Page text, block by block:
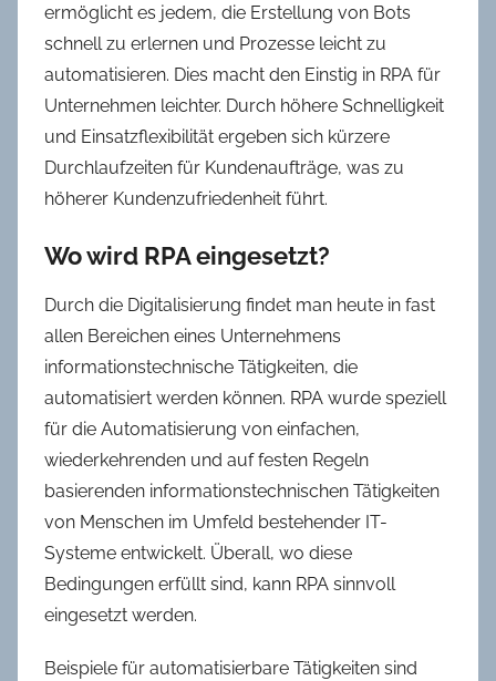
ermöglicht es jedem, die Erstellung von Bots
schnell zu erlernen und Prozesse leicht zu
automatisieren. Dies macht den Einstig in RPA für
Unternehmen leichter. Durch höhere Schnelligkeit
und Einsatzflexibilität ergeben sich kürzere
Durchlaufzeiten für Kundenaufträge, was zu
höherer Kundenzufriedenheit führt.
Wo wird RPA eingesetzt?
Durch die Digitalisierung findet man heute in fast
allen Bereichen eines Unternehmens
informationstechnische Tätigkeiten, die
automatisiert werden können. RPA wurde speziell
für die Automatisierung von einfachen,
wiederkehrenden und auf festen Regeln
basierenden informationstechnischen Tätigkeiten
von Menschen im Umfeld bestehender IT-
Systeme entwickelt. Überall, wo diese
Bedingungen erfüllt sind, kann RPA sinnvoll
eingesetzt werden.
Beispiele für automatisierbare Tätigkeiten sind